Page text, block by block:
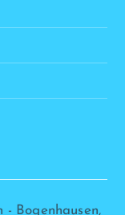
- Bogenhausen,